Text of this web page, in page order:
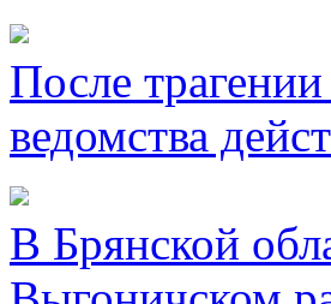
После
ведомства
В Брянской